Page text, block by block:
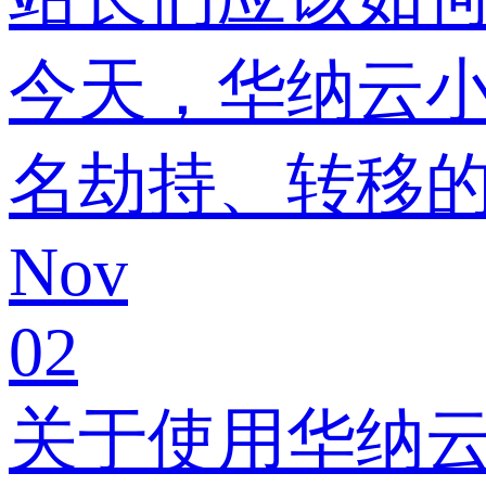
今天，华纳云
名劫持、转移
Nov
02
关于使用华纳